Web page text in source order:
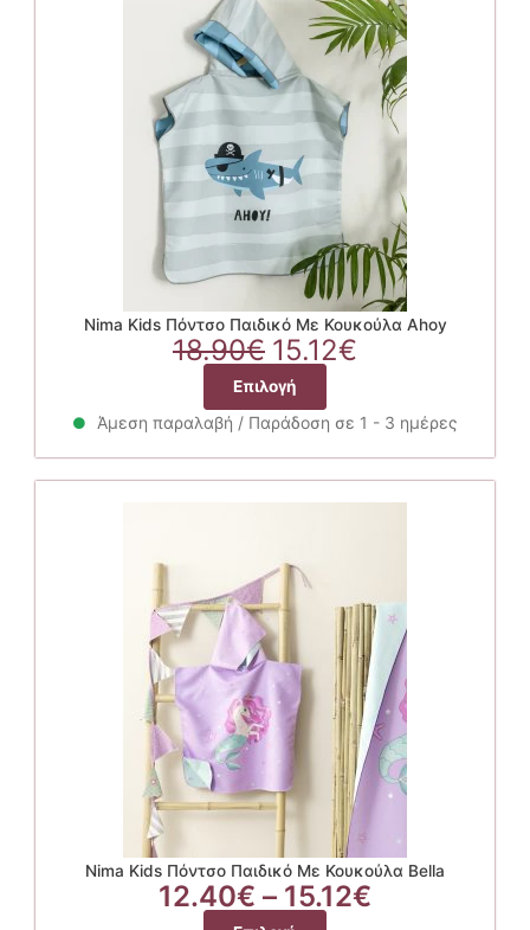
επιλογές
μπορούν
επιλεγούν
στη
σελίδα
προϊόντος
Nima Kids Πόντσο Παιδικό Με Κουκούλα Ahoy
18.90€ Original
price
was:
18.90€.
15.12€
είναι:
15.12€.
Επιλογή
προϊόν
έχει
πολλαπλές
παραλλαγές.
να
επιλεγούν
στη
σελίδα
του
προϊόντος
Άμεση παραλαβή / Παράδοση σε 1 - 3 ημέρες
Nima Kids Πόντσο Παιδικό Με Κουκούλα Bella
12.40€ – 15.12€